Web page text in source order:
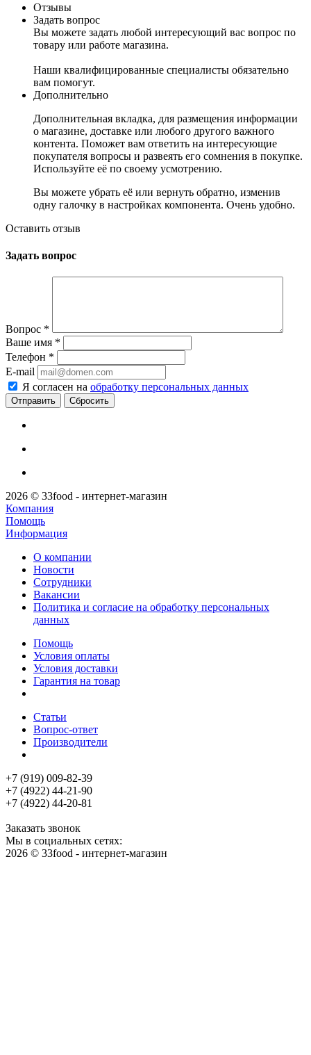
Отзывы
Задать вопрос
Вы можете задать любой интересующий вас вопрос по
товару или работе магазина.
Наши квалифицированные специалисты обязательно
вам помогут.
Дополнительно
Дополнительная вкладка, для размещения информации
о магазине, доставке или любого другого важного
контента. Поможет вам ответить на интересующие
покупателя вопросы и развеять его сомнения в покупке.
Используйте её по своему усмотрению.
Вы можете убрать её или вернуть обратно, изменив
одну галочку в настройках компонента. Очень удобно.
Оставить отзыв
Задать вопрос
Вопрос *
Ваше имя *
Телефон *
E-mail
Я согласен на обработку персональных данных
Сбросить
2026 © 33food - интернет-магазин
Компания
Помощь
Информация
О компании
Новости
Сотрудники
Вакансии
Политика и согласие на обработку персональных
данных
Помощь
Условия оплаты
Условия доставки
Гарантия на товар
Статьи
Вопрос-ответ
Производители
+7 (919) 009-82-39
+7 (4922) 44-21-90
+7 (4922) 44-20-81
Заказать звонок
Мы в социальных сетях:
2026 © 33food - интернет-магазин